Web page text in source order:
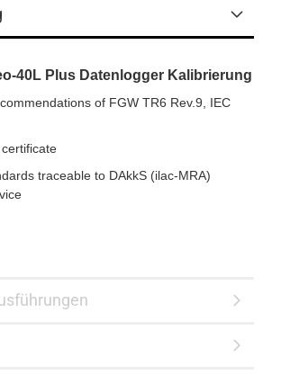
40L Plus Datenlogger Kalibrierung
of FGW TR6 Rev.9, IEC
traceable to DAkkS (ilac-MRA)